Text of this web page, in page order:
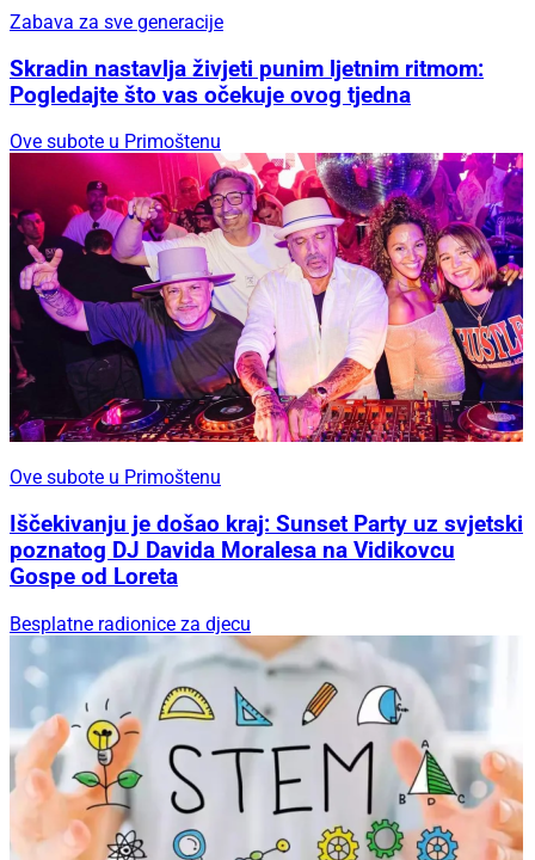
Zabava za sve generacije
Skradin nastavlja živjeti punim ljetnim ritmom:
Pogledajte što vas očekuje ovog tjedna
Ove subote u Primoštenu
Ove subote u Primoštenu
Iščekivanju je došao kraj: Sunset Party uz svjetski
poznatog DJ Davida Moralesa na Vidikovcu
Gospe od Loreta
Besplatne radionice za djecu